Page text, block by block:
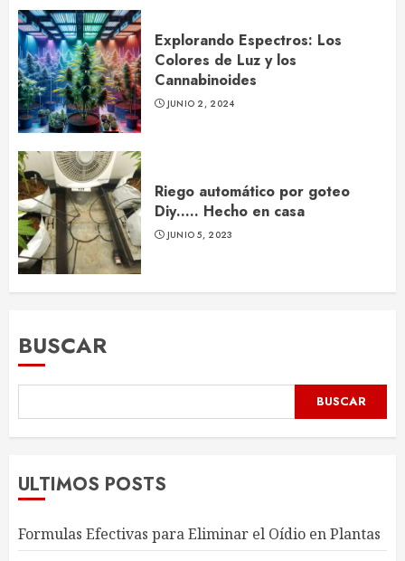
Explorando Espectros: Los
Colores de Luz y los
Cannabinoides
JUNIO 2, 2024
Riego automático por goteo
Diy….. Hecho en casa
JUNIO 5, 2023
BUSCAR
BUSCAR
ULTIMOS POSTS
Formulas Efectivas para Eliminar el Oídio en Plantas